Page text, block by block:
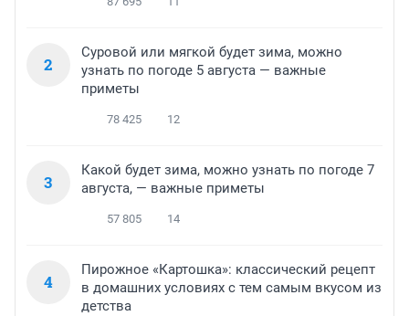
2
Суровой или мягкой будет зима, можно
узнать по погоде 5 августа — важные
приметы
78 425 12
3
Какой будет зима, можно узнать по погоде 7
августа, — важные приметы
57 805 14
4
Пирожное «Картошка»: классический рецепт
в домашних условиях с тем самым вкусом из
детства